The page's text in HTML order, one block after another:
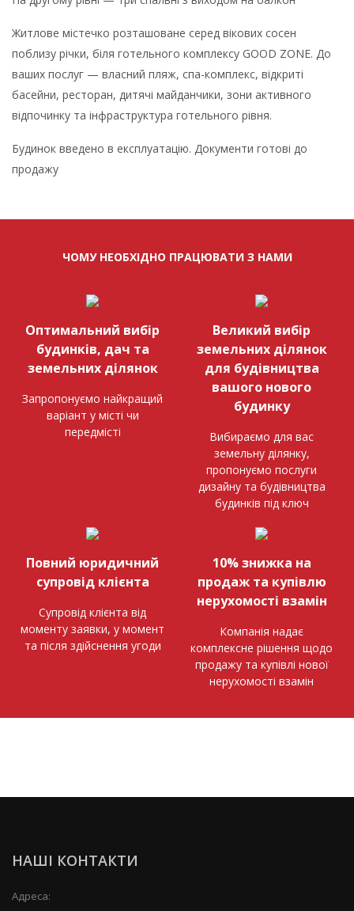
Житлове містечко розташоване серед вікових сосен
поблизу річки, біля готельного комплексу GOOD ZONE. До
ваших послуг — власний пляж, спа-комплекс, відкриті
басейни, ресторан, дитячі майданчики, зони активного
відпочинку та інфраструктура готельного рівня.
Будинок введено в експлуатацію. Документи готові до
продажу
ЧОМУ НЕОБХІДНО ПРАЦЮВАТИ З НАМИ
Оптимальний вибір
будинків, дач та
земельних ділянок
Запропонуємо найкращий
варіант у місті чи
передмісті
Великий вибір
земельних ділянок
для будівництва
вашого нового
будинку
Вибираємо для вас
земельну ділянку,
пропонуємо послуги
дизайну та будівництва
будинків під ключ
Повний юридичний
супровід клієнта
Супровід клієнта від
моменту заявки, у момент
та після здійснення угоди
10% знижка на
продаж та купівлю
нерухомості взамін
Компанія надає
комплексне рішення щодо
продажу та купівлі нової
нерухомості взамін
НАШІ КОНТАКТИ
Адреса: